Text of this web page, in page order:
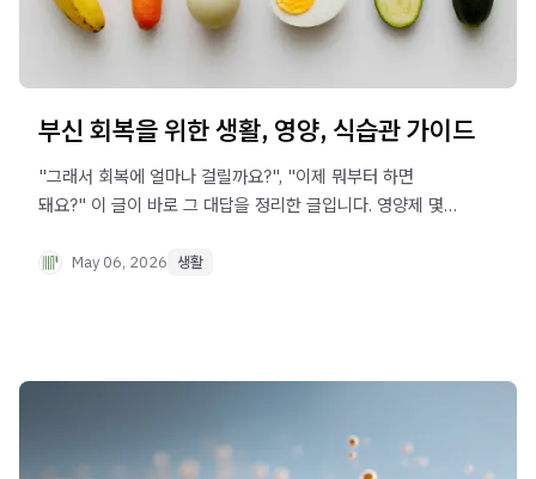
부신 회복을 위한 생활, 영양, 식습관 가이드
"그래서 회복에 얼마나 걸릴까요?", "이제 뭐부터 하면
돼요?" 이 글이 바로 그 대답을 정리한 글입니다. 영양제 몇
않습니다. 회로 자체를 다시 세워야 하는 일이기에 시간이
May 06, 2026 생활